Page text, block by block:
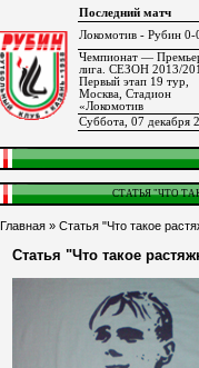
Последний матч
Локомотив - Рубин 0-
Чемпионат —
лига. СЕЗОН 2013/
Первый этап 19 тур,
Москва, Стадион
«Локомотив
Суббота, 07 декабря
СТАТЬЯ "ЧТО
Главная » Статья "Что такое
Статья "Что такое